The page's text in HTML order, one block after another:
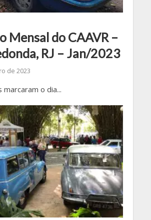
Mensal do CAAVR –
RJ – Jan/2023
de 2023
marcaram o dia...